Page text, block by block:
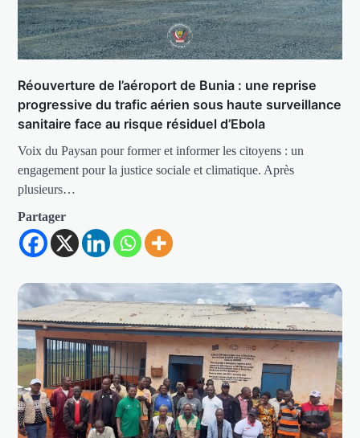
Réouverture de l’aéroport de Bunia : une reprise
progressive du trafic aérien sous haute surveillance
sanitaire face au risque résiduel d’Ebola
Voix du Paysan pour former et informer les citoyens : un
engagement pour la justice sociale et climatique. Après
plusieurs…
Partager